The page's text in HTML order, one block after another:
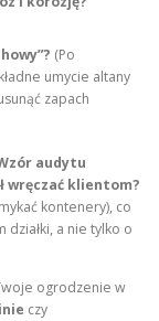
(Po
umycie altany
zapach
audytu
wręczać klientom?
kontenery), co
działki, a nie tylko o
ogrodzenie w
czy